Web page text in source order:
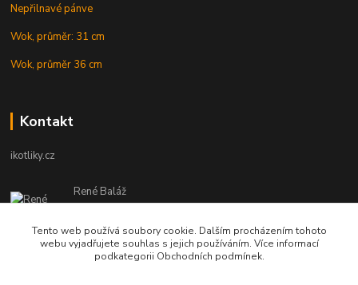
Nepřilnavé pánve
Wok, průměr: 31 cm
Wok, průměr 36 cm
Kontakt
ikotliky.cz
René Baláž
Eshop: +421 902 212 007
od 8:00 - do 16:00 hod
info@ikotliky.cz
Tento web používá soubory cookie. Dalším procházením tohoto
webu vyjadřujete souhlas s jejich používáním. Více informací
podkategorii Obchodních podmínek.